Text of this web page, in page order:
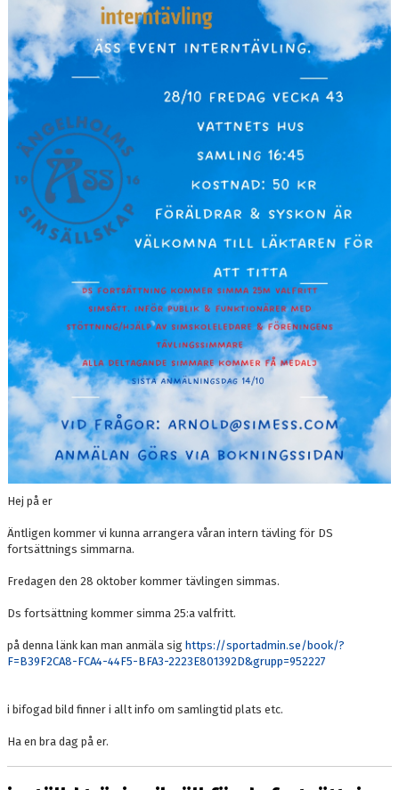
Hej på er
Äntligen kommer vi kunna arrangera våran intern tävling för DS
fortsättnings simmarna.
Fredagen den 28 oktober kommer tävlingen simmas.
Ds fortsättning kommer simma 25:a valfritt.
på denna länk kan man anmäla sig https://sportadmin.se/book/?
F=B39F2CA8-FCA4-44F5-BFA3-2223E801392D&grupp=952227
i bifogad bild finner i allt info om samlingtid plats etc.
Ha en bra dag på er.